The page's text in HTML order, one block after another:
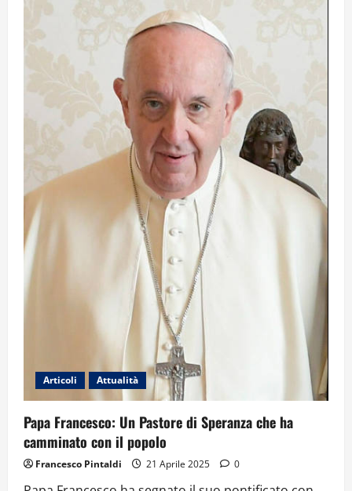
Borsellino
sospeso
da
TikTok
Il
caso
che
discutere
Articoli Attualità
Papa Francesco: Un Pastore di Speranza che ha
camminato con il popolo
Francesco Pintaldi 21 Aprile 2025 0